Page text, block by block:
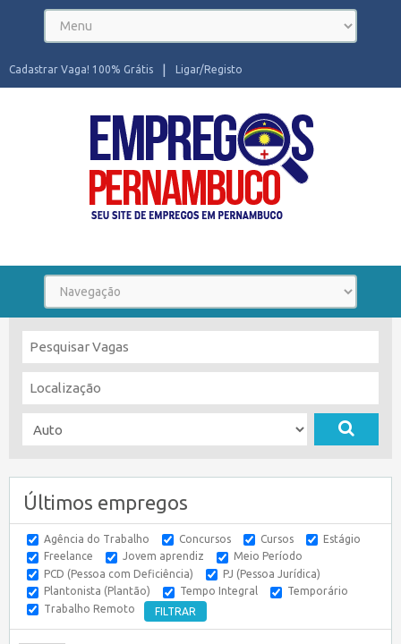
Ligar/Registo
Cadastrar Vaga! 100% Grátis
Últimos empregos
Agência do Trabalho Concursos Cursos
Estágio
Freelance
Jovem aprendiz
Meio Período
PCD (Pessoa com Deficiência)
PJ (Pessoa Jurídica)
Plantonista (Plantão)
Tempo Integral
Temporário
Trabalho Remoto